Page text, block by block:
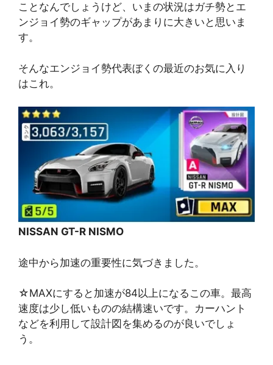
ことなんでしょうけど、いまの状況はガチ勢とエ
ンジョイ勢のギャップがあまりに大きいと思いま
す。
そんなエンジョイ勢代表ぼくの最近のお気に入り
はこれ。
NISSAN GT-R NISMO
途中から加速の重要性に気づきました。
☆MAXにすると加速が84以上になるこの車。最高
速度は少し低いものの結構速いです。カーハント
などを利用して設計図を集めるのが良いでしょ
う。